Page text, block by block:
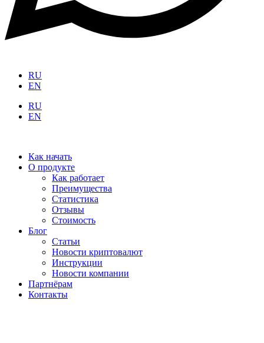
RU
EN
RU
EN
Как начать
О продукте
Как работает
Преимущества
Статистика
Отзывы
Стоимость
Блог
Статьи
Новости криптовалют
Инструкции
Новости компании
Партнёрам
Контакты